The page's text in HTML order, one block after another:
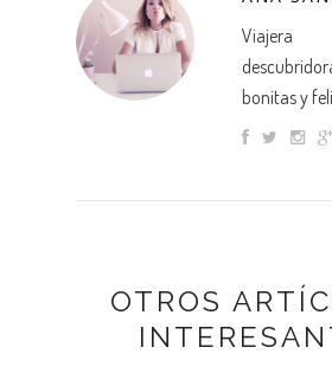
Viajera
bonitas y
OTROS